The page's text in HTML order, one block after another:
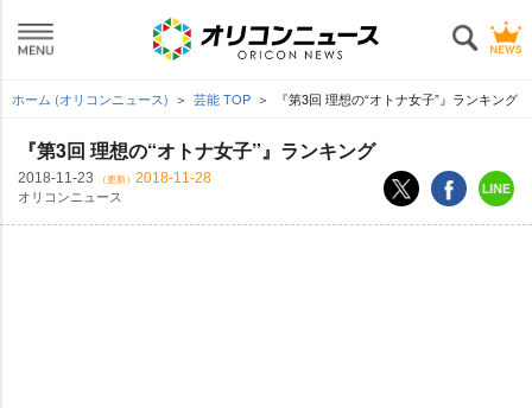
ホーム (オリコンニュース) 芸能 TOP 『第3回 理想の“オトナ女子”』ランキング
『第3回 理想の“オトナ女子”』ランキング
2018-11-23 （更新） 2018-11-28
オリコンニュース